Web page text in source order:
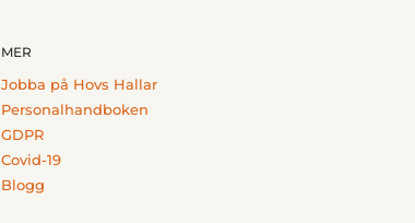
MER
Jobba på Hovs Hallar
Personalhandboken
GDPR
Covid-19
Blogg